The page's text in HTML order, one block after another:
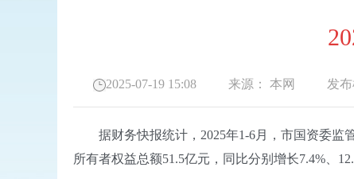
2025-07-19 15:08 来源： 本网 发布
据财务快报统计，2025年1-6月，市国资委监管
所有者权益总额51.5亿元，同比分别增长7.4%、